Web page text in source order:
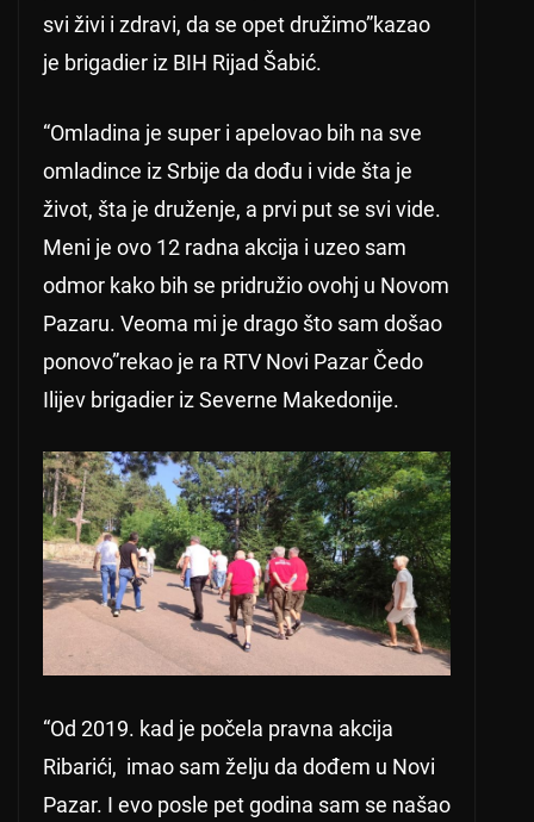
svi živi i zdravi, da se opet družimo”kazao
je brigadier iz BIH Rijad Šabić.
“Omladina je super i apelovao bih na sve
omladince iz Srbije da dođu i vide šta je
život, šta je druženje, a prvi put se svi vide.
Meni je ovo 12 radna akcija i uzeo sam
odmor kako bih se pridružio ovohj u Novom
Pazaru. Veoma mi je drago što sam došao
ponovo”rekao je ra RTV Novi Pazar Čedo
Ilijev brigadier iz Severne Makedonije.
“Od 2019. kad je počela pravna akcija
Ribarići, imao sam želju da dođem u Novi
Pazar. I evo posle pet godina sam se našao